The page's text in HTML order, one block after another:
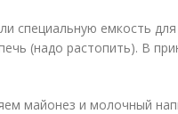
специальную емкость
(надо растопить). В
майонез и молочный